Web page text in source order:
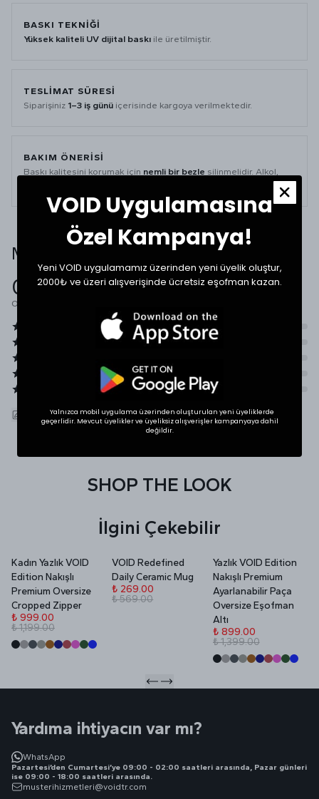
BASKI TEKNİĞİ
Yüksek kaliteli UV dijital baskı ile üretilmiştir.
TESLİMAT SÜRESİ
Siparişiniz 1–3 iş günü içerisinde kargoya verilmektedir.
BAKIM ÖNERİSİ
Baskı kalitesini korumak için nemli bir bezle silinmelidir. Alkol,
kolonya ve kimyasal bazlı sert temizleyicilerden uzak tutulmalıdır.
Müşteri Yorumları
0.0
Ortalama Puan
ÜRÜNÜ DEĞERLENDIR
SHOP THE LOOK
İlgini Çekebilir
Kadın Yazlık VOID
Edition Nakışlı
Premium Oversize
Cropped Zipper
₺ 999.00
₺ 1,199.00
VOID Redefined
Daily Ceramic Mug
₺ 269.00
₺ 569.00
Yazlık VOID Edition
Nakışlı Premium
Ayarlanabilir Paça
Oversize Eşofman
Altı
₺ 899.00
₺ 1,399.00
Yardıma ihtiyacın var mı?
WhatsApp
Pazartesi’den Cumartesi’ye 09:00 - 02:00 saatleri arasında, Pazar günleri
ise 09:00 - 18:00 saatleri arasında.
musterihizmetleri@voidtr.com
VOID Uygulamasına
Özel Kampanya!
Yeni VOID uygulamamız üzerinden yeni üyelik oluştur,
2000₺ ve üzeri alışverişinde ücretsiz eşofman kazan.
Yalnızca mobil uygulama üzerinden oluşturulan yeni üyeliklerde
geçerlidir. Mevcut üyelikler ve üyeliksiz alışverişler kampanyaya dahil
değildir.